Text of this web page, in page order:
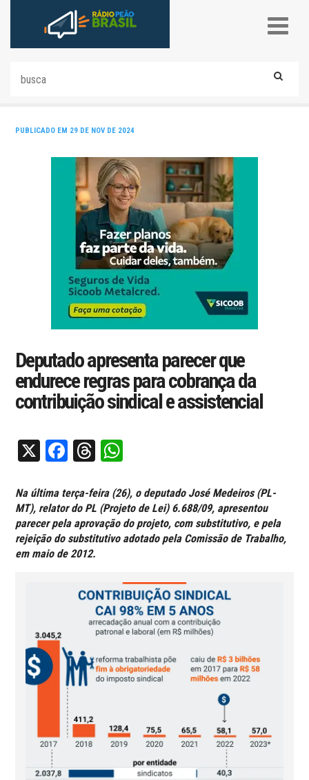
PUBLICADO EM 29 DE NOV DE 2024
Deputado apresenta parecer que
endurece regras para cobrança da
contribuição sindical e assistencial
X Facebook
Threads
Na última terça-feira (26), o deputado José Medeiros (PL-
MT), relator do PL (Projeto de Lei) 6.688/09, apresentou
parecer pela aprovação do projeto, com substitutivo, e pela
rejeição do substitutivo adotado pela Comissão de Trabalho,
em maio de 2012.